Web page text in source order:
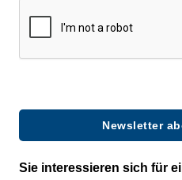
Newsletter
Sie interessieren sich für